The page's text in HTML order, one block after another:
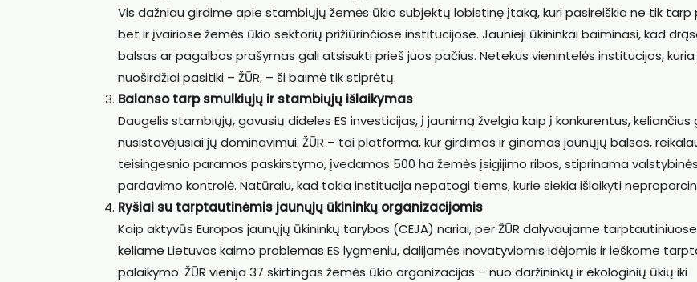
Vis dažniau girdime apie stambiųjų žemės ūkio subjektų lobistinę įtaką, kuri pasireiškia ne tik tarp
bet ir įvairiose žemės ūkio sektorių prižiūrinčiose institucijose. Jaunieji ūkininkai baiminasi, kad
balsas ar pagalbos prašymas gali atsisukti prieš juos pačius. Netekus vienintelės institucijos, kuria
nuoširdžiai pasitiki – ŽŪR, – ši baimė tik stiprėtų.
Balanso tarp smulkiųjų ir stambiųjų išlaikymas
Daugelis stambiųjų, gavusių dideles ES investicijas, į jaunimą žvelgia kaip į konkurentus, keliančius
nusistovėjusiai jų dominavimui. ŽŪR – tai platforma, kur girdimas ir ginamas jaunųjų balsas,
teisingesnio paramos paskirstymo, įvedamos 500 ha žemės įsigijimo ribos, stiprinama
pardavimo kontrolė. Natūralu, kad tokia institucija nepatogi tiems, kurie siekia išlaikyti
Ryšiai su tarptautinėmis jaunųjų ūkininkų organizacijomis
Kaip aktyvūs Europos jaunųjų ūkininkų tarybos (CEJA) nariai, per ŽŪR dalyvaujame
keliame Lietuvos kaimo problemas ES lygmeniu, dalijamės inovatyviomis idėjomis ir ieškome
palaikymo. ŽŪR vienija 37 skirtingas žemės ūkio organizacijas – nuo daržininkų ir ekologinių ūkių iki